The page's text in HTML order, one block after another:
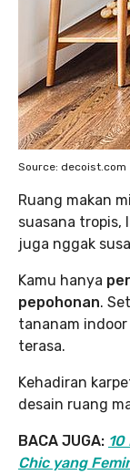
Source: decoist.com
Ruang makan
suasana tropis,
juga nggak
Kamu hanya
pepohonan.
tananam
terasa.
Kehadiran
desain ruang
BACA JUGA: 10
Chic yang